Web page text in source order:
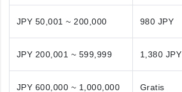
JPY 50,001 ~ 200,000 980 JPY
JPY 200,001 ~ 599,999 1,380 JPY
JPY 600,000 ~ 1,000,000 Gratis